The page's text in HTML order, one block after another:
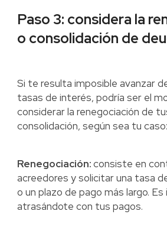
Paso 3: considera la
o consolidación de
Si te resulta imposible avanzar
tasas de interés, podría ser el
considerar la renegociación de
consolidación, según sea tu caso:
Renegociación:consiste en
acreedores y solicitar una tasa
o un plazo de pago más largo.
atrasándote con tus pagos.